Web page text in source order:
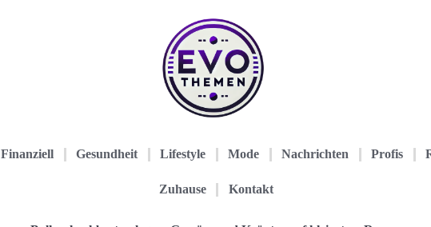
Finanziell Gesundheit Lifestyle Mode Nachrichten Profis
Zuhause Kontakt